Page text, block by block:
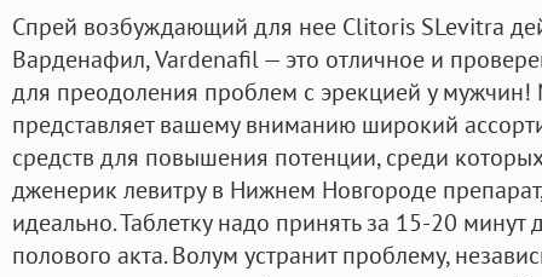
Спрей возбуждающий для нее Clitoris SLevitra
Варденафил, Vardenafil — это отличное и
для преодоления проблем с эрекцией у мужчин!
представляет вашему вниманию широкий
средств для повышения потенции, среди
дженерик левитру в Нижнем Новгороде
идеально. Таблетку надо принять за 15-20
полового акта. Волум устранит проблему,